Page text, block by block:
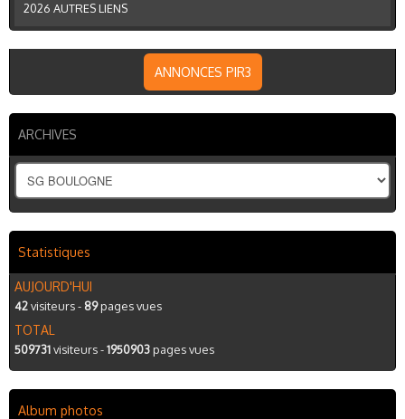
2026 AUTRES LIENS
ANNONCES PIR3
ARCHIVES
Statistiques
AUJOURD'HUI
42visiteurs - 89pages vues
TOTAL
509731visiteurs -1950903 pages vues
Album photos